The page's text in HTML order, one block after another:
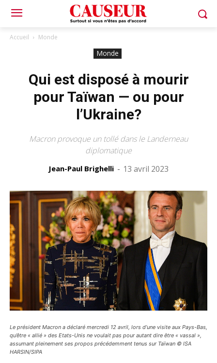
Accueil Monde
Monde
Qui est disposé à mourir
pour Taïwan — ou pour
l’Ukraine?
Macron provoque un tollé dans le Landerneau
diplomatique
Jean-Paul Brighelli - 13 avril 2023
Le président Macron a déclaré mercredi 12 avril, lors d’une visite aux Pays-Bas,
qu’être « allié » des Etats-Unis ne voulait pas pour autant dire être « vassal »,
assumant pleinement ses propos précédemment tenus sur Taïwan © ISA
HARSIN/SIPA